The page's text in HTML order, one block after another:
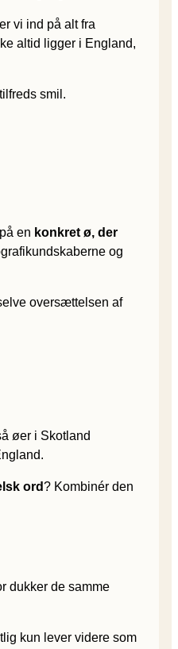
vi ind på alt fra
altid ligger i England,
smil.
en konkret ø, der
og
oversættelsen af
øer i Skotland
ord? Kombinér den
dukker de samme
kun lever videre som